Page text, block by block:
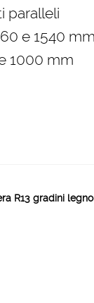
paralleli
e 1540 mm
1000 mm
R13 gradini legno